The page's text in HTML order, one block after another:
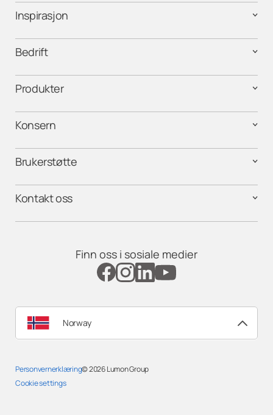
Inspirasjon
Bedrift
Produkter
Konsern
Brukerstøtte
Kontakt oss
Finn oss i sosiale medier
Norway
Personvernerklæring
Cookie settings
© 2026Lumon Group